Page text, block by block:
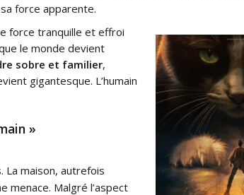
force apparente.
force tranquille et effroi
le monde devient
sobre et familier,
gigantesque. L’humain
»
La maison, autrefois
menace. Malgré l’aspect